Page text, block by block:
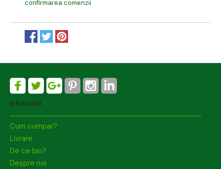
confirmarea comenzii
Informatii
Cum cumpar?
Livrare
De ce bio?
Despre noi